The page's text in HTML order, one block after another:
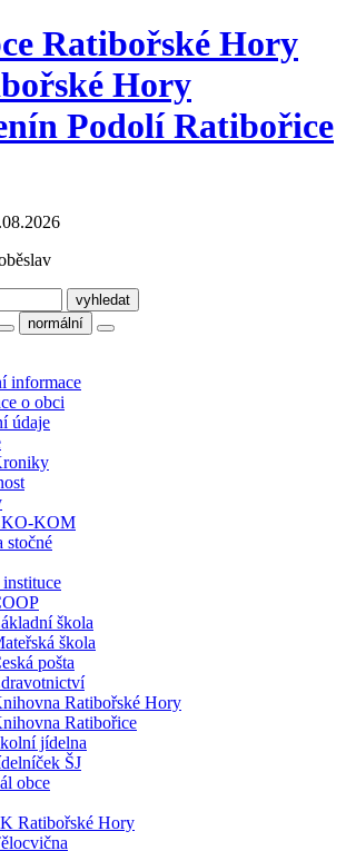
Hory
Podolí Ratibořice
normální
informace
o obci
údaje
KOM
stočné
škola
škola
pošta
Ratibořské Hory
Ratibořice
jídelna
ŠJ
obce
Ratibořské Hory